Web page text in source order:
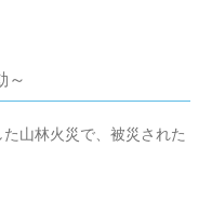
～
山林火災で、被災された